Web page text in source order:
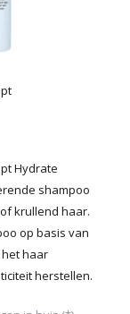
Hydrate
shampoo
krullend haar.
op basis van
haar
herstellen.